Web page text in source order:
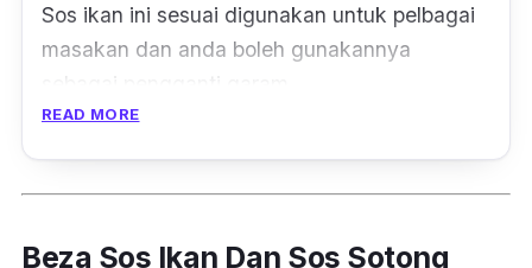
Sos ikan ini sesuai digunakan untuk pelbagai
masakan dan anda boleh gunakannya
sebagai pengganti garam.
READ MORE
Beza Sos Ikan Dan Sos Sotong